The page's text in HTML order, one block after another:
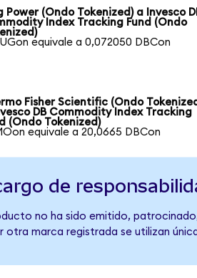
Power (Ondo Tokenized) a Invesco
Index Tracking Fund (Ondo
equivale a 0,072050 DBCon
Fisher Scientific (Ondo
DB Commodity Index Tracking
(Ondo Tokenized)
equivale a 20,0665 DBCon
de
no ha sido emitido,
otra marca registrada se utilizan